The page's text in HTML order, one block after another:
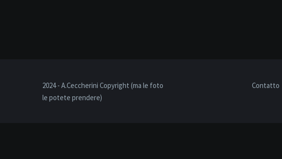
Contatto
2024 - A.Ceccherini Copyright (ma le foto
le potete prendere)